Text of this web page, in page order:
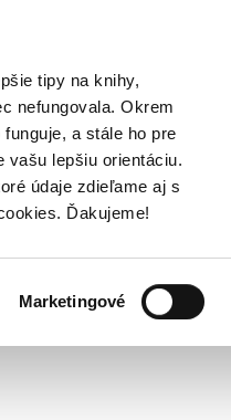
tipy na knihy,
nefungovala. Okrem
a stále ho pre
lepšiu orientáciu.
údaje zdieľame aj s
Ďakujeme!
Marketingové